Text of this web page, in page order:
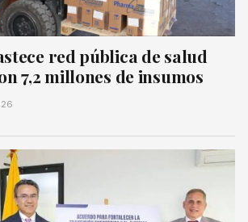
red pública de salud
7,2 millones de insumos